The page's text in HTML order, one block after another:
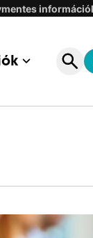
Belépés:
One